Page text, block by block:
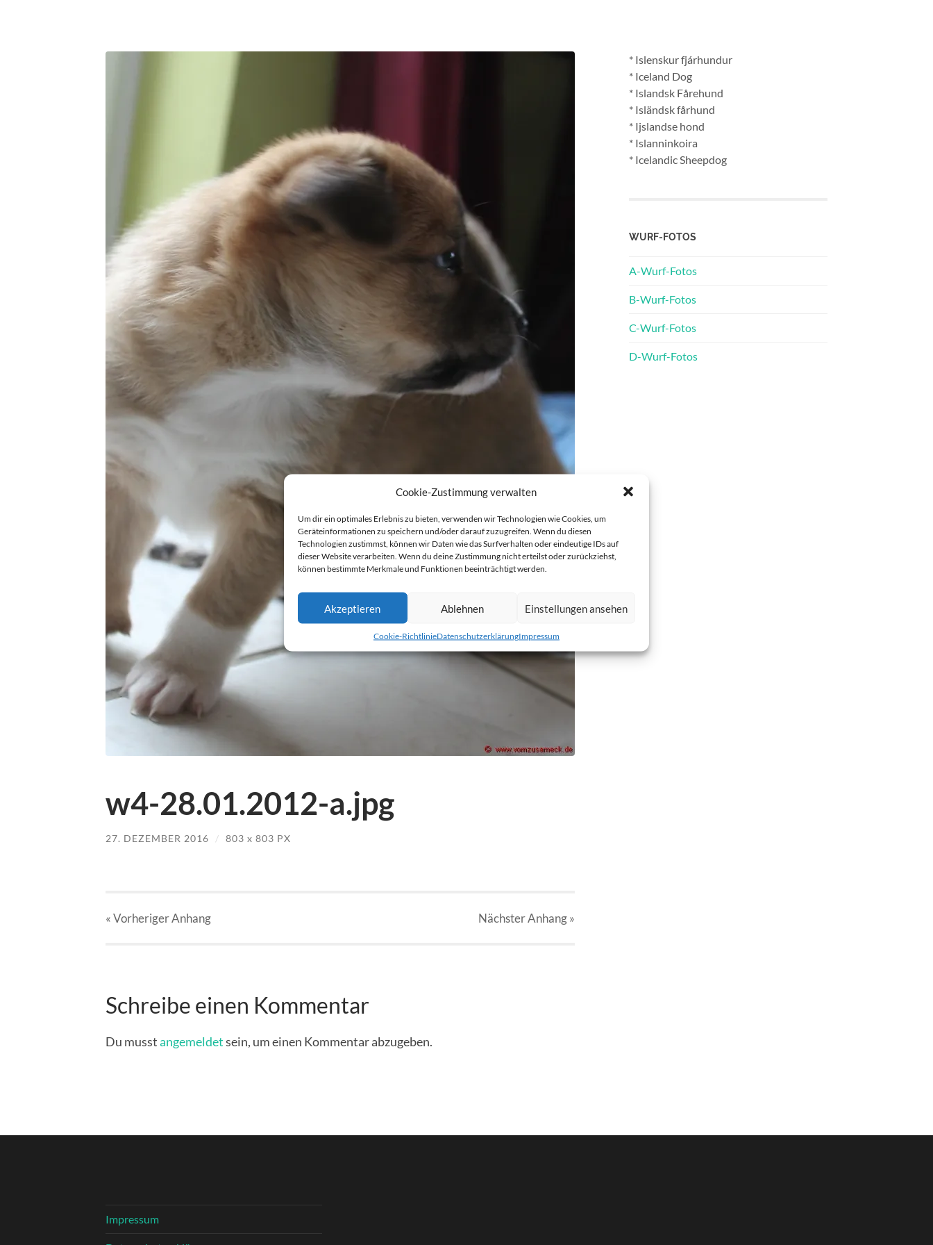
Cookie-Zustimmung verwalten
Um dir ein optimales Erlebnis zu bieten, verwenden wir Technologien wie Cookies, um
Geräteinformationen zu speichern und/oder darauf zuzugreifen. Wenn du diesen
Technologien zustimmst, können wir Daten wie das Surfverhalten oder eindeutige IDs auf
dieser Website verarbeiten. Wenn du deine Zustimmung nicht erteilst oder zurückziehst,
können bestimmte Merkmale und Funktionen beeinträchtigt werden.
Akzeptieren Ablehnen Einstellungen ansehen
Cookie-RichtlinieDatenschutzerklärungImpressum
w4-28.01.2012-a.jpg
27. DEZEMBER 2016 / 803 x 803 PX
« VorherigerAnhang NächsterAnhang»
Schreibe einen Kommentar
Du musstangemeldetsein, um einen Kommentar abzugeben.
* Islenskur fjárhundur
* Iceland Dog
* Islandsk Fårehund
* Isländsk fårhund
* Ijslandse hond
* Islanninkoira
* Icelandic Sheepdog
WURF-FOTOS
A-Wurf-Fotos
B-Wurf-Fotos
C-Wurf-Fotos
D-Wurf-Fotos
Impressum